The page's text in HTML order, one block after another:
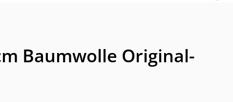
Baumwolle Original-